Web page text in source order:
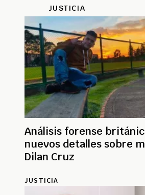
JUSTICIA
Análisis forense
nuevos detalles sobre
Dilan Cruz
JUSTICIA